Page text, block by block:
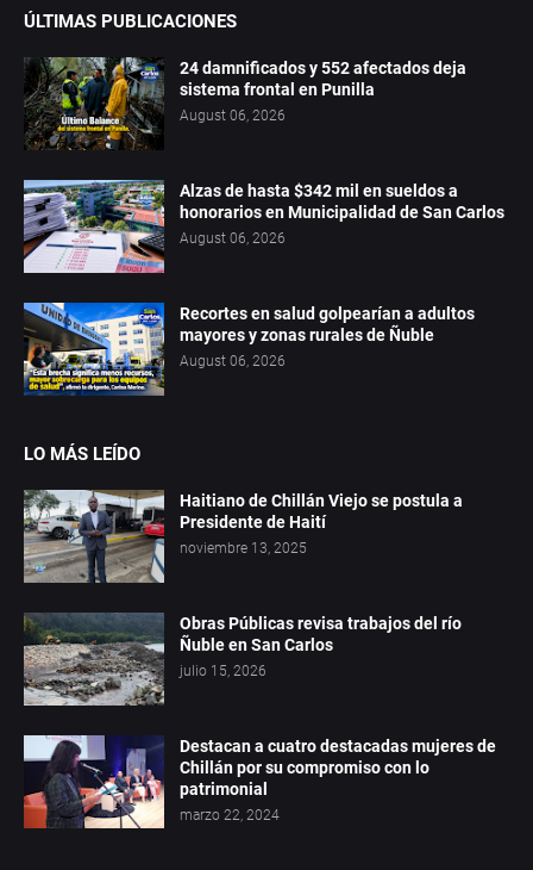
ÚLTIMAS PUBLICACIONES
24 damnificados y 552 afectados deja
sistema frontal en Punilla
August 06, 2026
Alzas de hasta $342 mil en sueldos a
honorarios en Municipalidad de San Carlos
August 06, 2026
Recortes en salud golpearían a adultos
mayores y zonas rurales de Ñuble
August 06, 2026
LO MÁS LEÍDO
Haitiano de Chillán Viejo se postula a
Presidente de Haití
noviembre 13, 2025
Obras Públicas revisa trabajos del río
Ñuble en San Carlos
julio 15, 2026
Destacan a cuatro destacadas mujeres de
Chillán por su compromiso con lo
patrimonial
marzo 22, 2024